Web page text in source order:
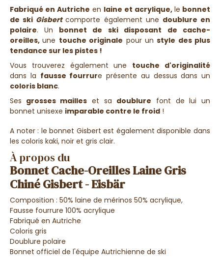
Fabriqué en Autriche en laine et acrylique, le bonnet
de ski Gisbert comporte également une doublure en
polaire. Un bonnet de ski disposant de cache-
oreilles,une touche originale pour unstyle des plus
tendance sur les pistes !
Vous trouverez également une touche d'originalité
dans la fausse fourrure présente au dessus dans un
coloris blanc.
Ses grosses mailles et sa doublure font de lui un
bonnet unisexe imparable contre le froid !
A noter : le bonnet Gisbert est également disponible dans
les coloris kaki, noir et gris clair.
À propos du
Bonnet Cache-Oreilles Laine Gris
Chiné Gisbert - Eisbär
Composition : 50% laine de mérinos 50% acrylique,
Fausse fourrure 100% acrylique
Fabriqué en Autriche
Coloris gris
Doublure polaire
Bonnet officiel de l'équipe Autrichienne de ski